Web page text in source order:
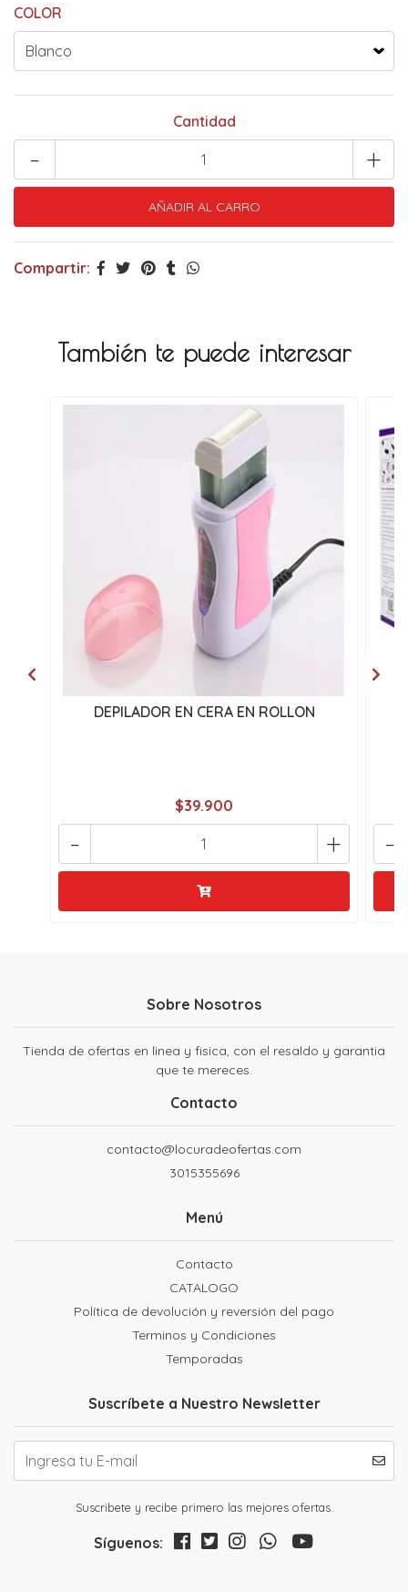
COLOR
Cantidad
+
-
Compartir:
También te puede interesar
DEPILADOR EN CERA EN ROLLON
$39.900
+
- -
Sobre Nosotros
Tienda de ofertas en linea y fisica, con el resaldo y garantia
que te mereces.
Contacto
contacto@locuradeofertas.com
3015355696
Menú
Contacto
CATALOGO
Política de devolución y reversión del pago
Terminos y Condiciones
Temporadas
Suscríbete a Nuestro Newsletter
Suscribete y recibe primero las mejores ofertas.
Síguenos: